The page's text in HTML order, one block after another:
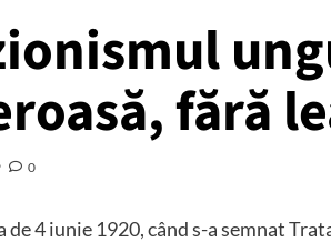
fără
0
de 4 iunie 1920, când s-a semnat